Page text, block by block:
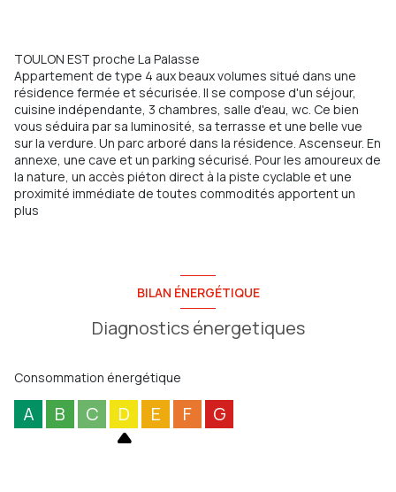
TOULON EST proche La Palasse
Appartement de type 4 aux beaux volumes situé dans une
résidence fermée et sécurisée. Il se compose d'un séjour,
cuisine indépendante, 3 chambres, salle d'eau, wc. Ce bien
vous séduira par sa luminosité, sa terrasse et une belle vue
sur la verdure. Un parc arboré dans la résidence. Ascenseur. En
annexe, une cave et un parking sécurisé. Pour les amoureux de
la nature, un accès piéton direct à la piste cyclable et une
proximité immédiate de toutes commodités apportent un
plus
BILAN ÉNERGÉTIQUE
Diagnostics énergetiques
Consommation énergétique
A B C D E F G